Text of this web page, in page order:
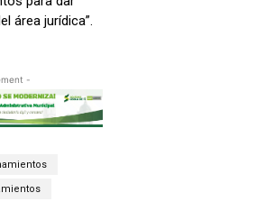
área jurídica”.
-